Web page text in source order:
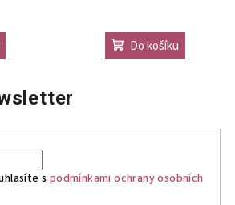
Do košíku
s podmínkami ochrany osobních